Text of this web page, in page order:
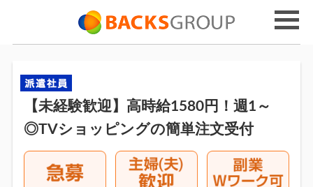
【未経験歓迎】高時給1580円！週1～
◎TVショッピングの簡単注文受付